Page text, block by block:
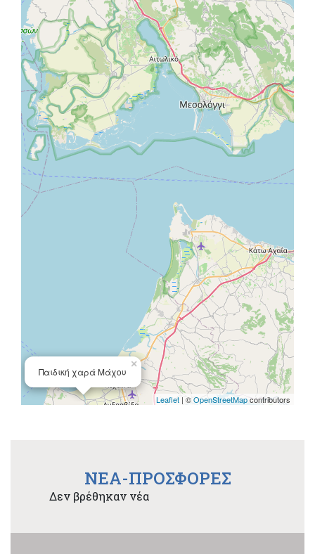
Παιδική χαρά Μάχου
×
Leaflet | ©OpenStreetMapcontributors
NEA-ΠΡΟΣΦΟΡΕΣ
Δεν βρέθηκαν νέα